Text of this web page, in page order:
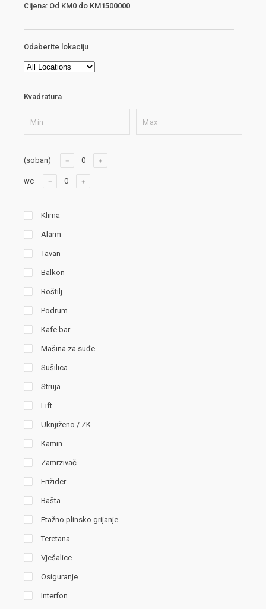
Cijena: Od KM0 do KM1500000
Odaberite lokaciju
Kvadratura
(soban)
wc
Klima
Alarm
Tavan
Balkon
Roštilj
Podrum
Kafe bar
Mašina za suđe
Sušilica
Struja
Lift
Uknjiženo / ZK
Kamin
Zamrzivač
Frižider
Bašta
Etažno plinsko grijanje
Teretana
Vješalice
Osiguranje
Interfon